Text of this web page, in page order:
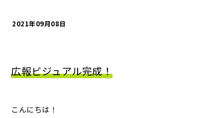
2021年09月08日
広報ビジュアル完成！
こんにちは！